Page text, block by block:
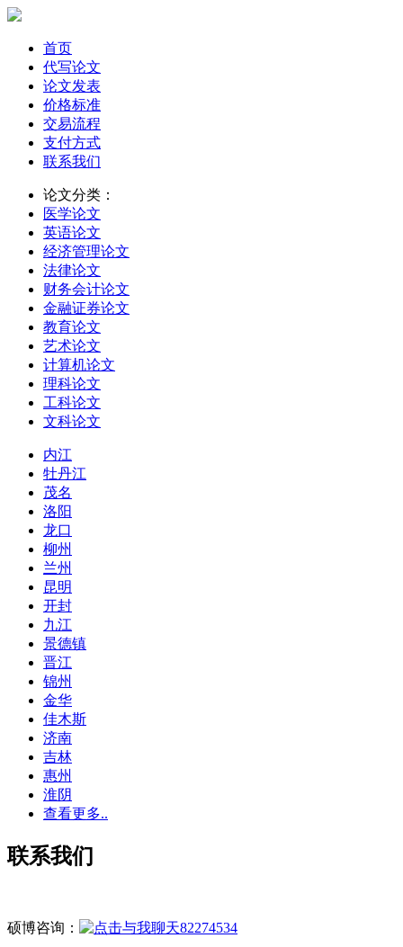
首页
代写论文
论文发表
价格标准
交易流程
支付方式
联系我们
论文分类：
医学论文
英语论文
经济管理论文
法律论文
财务会计论文
金融证券论文
教育论文
艺术论文
计算机论文
理科论文
工科论文
文科论文
内江
牡丹江
茂名
洛阳
龙口
柳州
兰州
昆明
开封
九江
景德镇
晋江
锦州
金华
佳木斯
济南
吉林
惠州
淮阴
查看更多..
联系我们
硕博咨询： 82274534